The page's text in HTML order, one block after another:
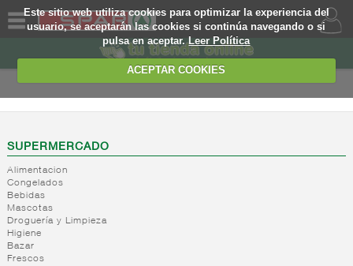
Este sitio web utiliza cookies para optimizar la experiencia del
usuario, se aceptarán las cookies si continúa navegando o si
pulsa en aceptar.Leer Política
ACEPTAR COOKIES
SOMOS
WEB
EJEMPLO
SUPERMERCADO
Alimentacion
Congelados
Bebidas
Mascotas
Droguería y Limpieza
Higiene
Bazar
Frescos